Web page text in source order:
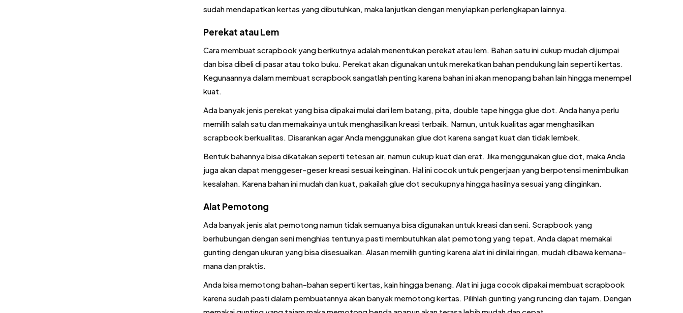
sudah mendapatkan kertas yang dibutuhkan, maka lanjutkan dengan menyiapkan perlengkapan lainnya.
Perekat atau Lem
Cara membuat scrapbook yang berikutnya adalah menentukan perekat atau lem. Bahan satu ini cukup mudah dijumpai
dan bisa dibeli di pasar atau toko buku. Perekat akan digunakan untuk merekatkan bahan pendukung lain seperti kertas.
Kegunaannya dalam membuat scrapbook sangatlah penting karena bahan ini akan menopang bahan lain hingga menempel
kuat.
Ada banyak jenis perekat yang bisa dipakai mulai dari lem batang, pita, double tape hingga glue dot. Anda hanya perlu
memilih salah satu dan memakainya untuk menghasilkan kreasi terbaik. Namun, untuk kualitas agar menghasilkan
scrapbook berkualitas. Disarankan agar Anda menggunakan glue dot karena sangat kuat dan tidak lembek.
Bentuk bahannya bisa dikatakan seperti tetesan air, namun cukup kuat dan erat. Jika menggunakan glue dot, maka Anda
juga akan dapat menggeser-geser kreasi sesuai keinginan. Hal ini cocok untuk pengerjaan yang berpotensi menimbulkan
kesalahan. Karena bahan ini mudah dan kuat, pakailah glue dot secukupnya hingga hasilnya sesuai yang diinginkan.
Alat Pemotong
Ada banyak jenis alat pemotong namun tidak semuanya bisa digunakan untuk kreasi dan seni. Scrapbook yang
berhubungan dengan seni menghias tentunya pasti membutuhkan alat pemotong yang tepat. Anda dapat memakai
gunting dengan ukuran yang bisa disesuaikan. Alasan memilih gunting karena alat ini dinilai ringan, mudah dibawa kemana-
mana dan praktis.
Anda bisa memotong bahan-bahan seperti kertas, kain hingga benang. Alat ini juga cocok dipakai membuat scrapbook
karena sudah pasti dalam pembuatannya akan banyak memotong kertas. Pilihlah gunting yang runcing dan tajam. Dengan